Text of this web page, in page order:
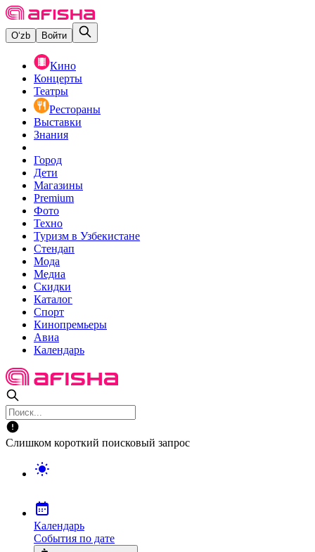
O‘zb Войти
Кино
Концерты
Театры
Рестораны
Выставки
Знания
Город
Дети
Магазины
Premium
Фото
Техно
Туризм в Узбекистане
Стендап
Мода
Медиа
Скидки
Каталог
Спорт
Кинопремьеры
Авиа
Календарь
Слишком короткий поисковый запрос
Календарь
События по дате